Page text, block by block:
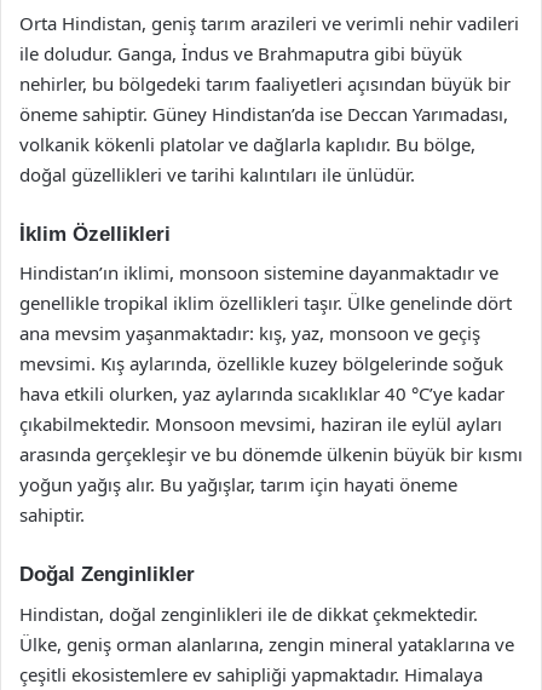
Orta Hindistan, geniş tarım arazileri ve verimli nehir vadileri
ile doludur. Ganga, İndus ve Brahmaputra gibi büyük
nehirler, bu bölgedeki tarım faaliyetleri açısından büyük bir
öneme sahiptir. Güney Hindistan’da ise Deccan Yarımadası,
volkanik kökenli platolar ve dağlarla kaplıdır. Bu bölge,
doğal güzellikleri ve tarihi kalıntıları ile ünlüdür.
İklim Özellikleri
Hindistan’ın iklimi, monsoon sistemine dayanmaktadır ve
genellikle tropikal iklim özellikleri taşır. Ülke genelinde dört
ana mevsim yaşanmaktadır: kış, yaz, monsoon ve geçiş
mevsimi. Kış aylarında, özellikle kuzey bölgelerinde soğuk
hava etkili olurken, yaz aylarında sıcaklıklar 40 °C’ye kadar
çıkabilmektedir. Monsoon mevsimi, haziran ile eylül ayları
arasında gerçekleşir ve bu dönemde ülkenin büyük bir kısmı
yoğun yağış alır. Bu yağışlar, tarım için hayati öneme
sahiptir.
Doğal Zenginlikler
Hindistan, doğal zenginlikleri ile de dikkat çekmektedir.
Ülke, geniş orman alanlarına, zengin mineral yataklarına ve
çeşitli ekosistemlere ev sahipliği yapmaktadır. Himalaya